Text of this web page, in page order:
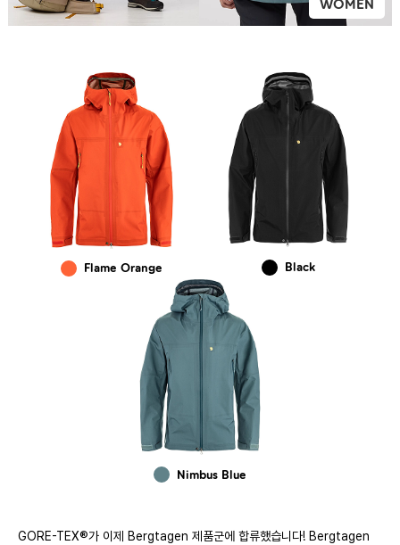
WOMEN
Flame Orange Black
Nimbus Blue
GORE-TEX®가 이제 Bergtagen 제품군에 합류했습니다! Bergtagen